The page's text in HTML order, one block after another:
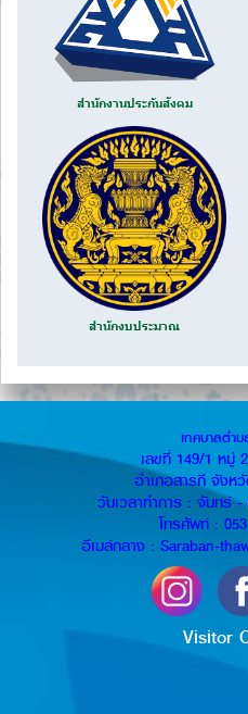
สำนักงานประกันสังคม
สำนักงบประมาณ
เทศบาลตำ
เลขที่ 149/1 หมู่
อำเภอสารภี จังห
วันเวลาทำการ : จันทร์
โทรศัพท์ :
อีเมล์กลาง : Saraban-
Visitor